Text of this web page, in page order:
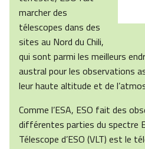
marcher des
télescopes dans des
sites au Nord du Chili,
qui sont parmi les meilleurs
austral pour les observations
leur haute altitude et de
Comme l’ESA, ESO fait des
différentes parties du spectre
Télescope d’ESO (VLT) est le